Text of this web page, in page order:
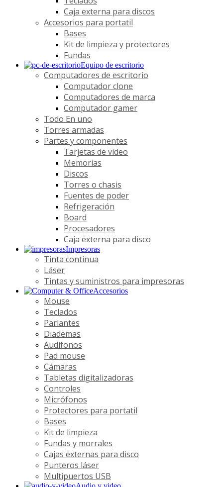
Caja externa para discos
Accesorios para portatil
Bases
Kit de limpieza y protectores
Fundas
Equipo de escritorio
Computadores de escritorio
Computador clone
Computadores de marca
Computador gamer
Todo En uno
Torres armadas
Partes y componentes
Tarjetas de video
Memorias
Discos
Torres o chasis
Fuentes de poder
Refrigeración
Board
Procesadores
Caja externa para disco
Impresoras
Tinta continua
Láser
Tintas y suministros para impresoras
Accesorios
Mouse
Teclados
Parlantes
Diademas
Audífonos
Pad mouse
Cámaras
Tabletas digitalizadoras
Controles
Micrófonos
Protectores para portatil
Bases
Kit de limpieza
Fundas y morrales
Cajas externas para disco
Punteros láser
Multipuertos USB